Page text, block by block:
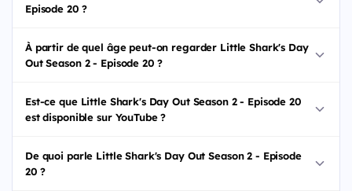
Episode 20 ?
À partir de quel âge peut-on regarder Little Shark's Day
Out Season 2 - Episode 20 ?
Est-ce que Little Shark's Day Out Season 2 - Episode 20
est disponible sur YouTube ?
De quoi parle Little Shark's Day Out Season 2 - Episode
20 ?